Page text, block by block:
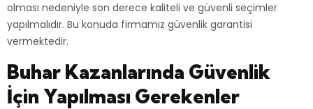
olması nedeniyle son derece kaliteli ve güvenli seçimler
yapılmalıdır. Bu konuda firmamız güvenlik garantisi
vermektedir.
Buhar Kazanlarında Güvenlik
İçin Yapılması Gerekenler